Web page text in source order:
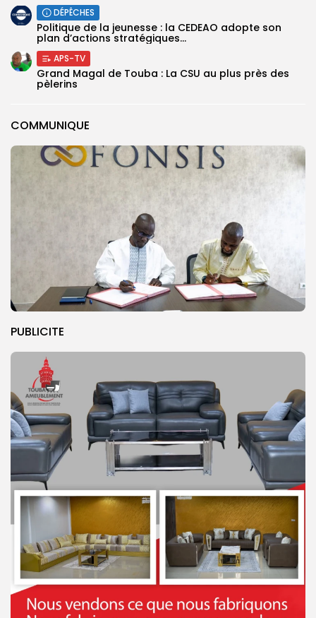
COMMUNIQUE
PUBLICITE
DÉPÊCHES
Politique de la jeunesse : la CEDEAO adopte son
plan d’actions stratégiques...
APS-TV
Grand Magal de Touba : La CSU au plus près des
pèlerins